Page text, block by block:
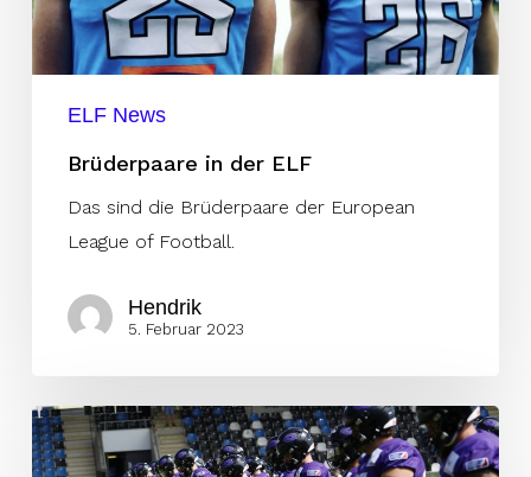
ELF News
Brüderpaare in der ELF
Das sind die Brüderpaare der European
League of Football.
Hendrik
5. Februar 2023
Galaxy
verpflichtet